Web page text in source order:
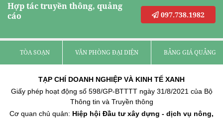
Hợp tác truyền thông, quảng
cáo
097.738.1982
TÒA SOẠN VĂN PHÒNG ĐẠI DIỆN BẢNG GIÁ QUẢNG
TẠP CHÍ DOANH NGHIỆP VÀ KINH TẾ XANH
Giấy phép hoạt động số 598/GP-BTTTT ngày 31/8/2021 của Bộ
Thông tin và Truyền thông
Cơ quan chủ quản: Hiệp hội Đầu tư xây dựng - dịch vụ nông,